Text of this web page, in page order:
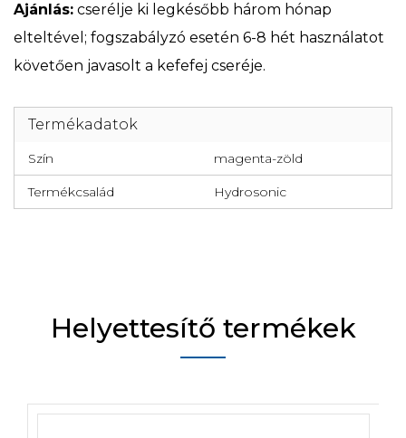
Ajánlás: cserélje ki legkésőbb három hónap
elteltével; fogszabályzó esetén 6-8 hét használatot
követően javasolt a kefefej cseréje.
Termékadatok
Szín magenta-zöld
Termékcsalád Hydrosonic
Helyettesítő termékek